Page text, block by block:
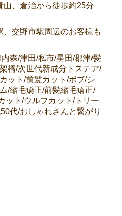
、倉治から徒歩約25分
、交野市駅周辺のお客様も
森/津田/私市/星田/郡津/髪
橋/次世代新成分トステア/
ット/前髪カット/ボブ/シ
/縮毛矯正/前髪縮毛矯正/
ット/ウルフカット/トリー
代/おしゃれさんと繋がり